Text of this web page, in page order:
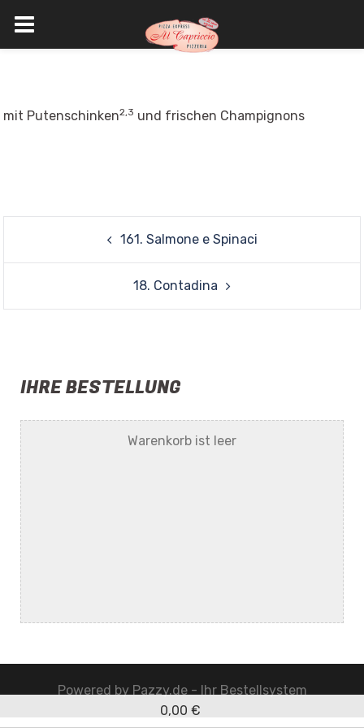
mit Putenschinken2,3 und frischen Champignons
Post
navigation
161. Salmone e Spinaci
18. Contadina
IHRE BESTELLUNG
Warenkorb ist leer
Powered by Pazzy.de - Ihr Bestellsystem
0,00 €